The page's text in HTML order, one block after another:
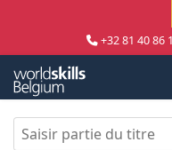
+32 81 40 86
Saisir partie du titre